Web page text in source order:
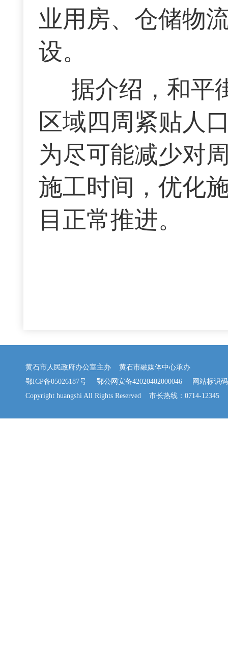
业用房、仓储物
设。
据介绍，和平
区域四周紧贴人
为尽可能减少对
施工时间，优化
目正常推进。
黄石市人民政府办公室主办 黄石市融媒体中心承办
鄂ICP备05026187号
鄂公网安备42020402000046 网站标识码
Copyright huangshi All Rights Reserved 市长热线：0714-12345